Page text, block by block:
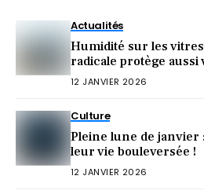
Actualités
Humidité sur les
radicale protège aussi
12 JANVIER 2026
Culture
Pleine lune de janvier
leur vie bouleversée !
12 JANVIER 2026